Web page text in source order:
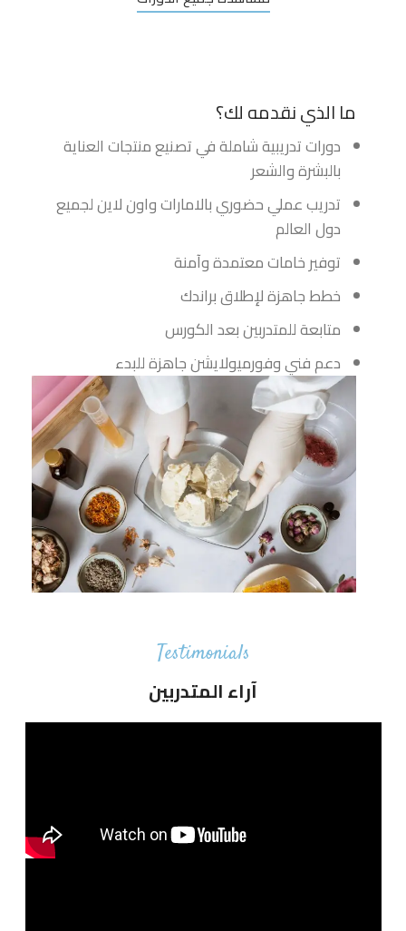
ما الذي نقدمه لك؟
دورات تدريبية شاملة في تصنيع منتجات العناية
بالبشرة والشعر
تدريب عملي حضوري بالامارات واون لاين لجميع
دول العالم
توفير خامات معتمدة وآمنة
خطط جاهزة لإطلاق براندك
متابعة للمتدربين بعد الكورس
دعم فني وفورميولايشن جاهزة للبدء
Testimonials
آراء المتدربين